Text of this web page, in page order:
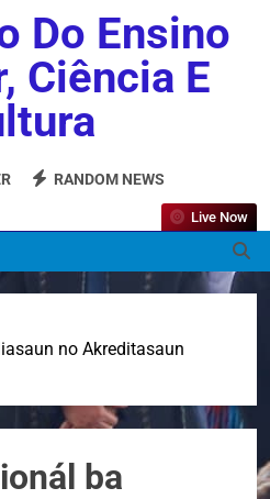
Do Ensino
Ciência E
RANDOM NEWS
Live Now
no Akreditasaun
ba